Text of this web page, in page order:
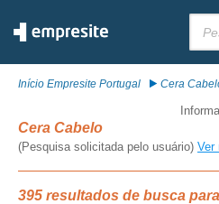
Início Empresite Portugal Cera
Cera Cabelo
(Pesquisa solicitada pelo usuário) Ver
395 resultados de busca